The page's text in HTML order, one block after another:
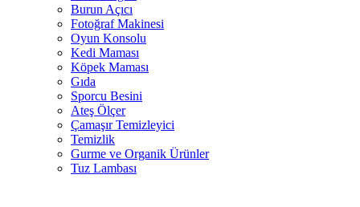
Burun Açıcı
Fotoğraf Makinesi
Oyun Konsolu
Kedi Maması
Köpek Maması
Gıda
Sporcu Besini
Ateş Ölçer
Çamaşır Temizleyici
Temizlik
Gurme ve Organik Ürünler
Tuz Lambası